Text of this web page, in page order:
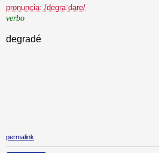
pronuncia: /degraˈdare/
verbo
degradé
permalink